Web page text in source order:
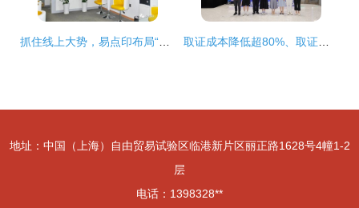
地址：中国（上海）自由贸易试验区临港新片区丽正路1628号4幢1-2
层
电话：1398328**